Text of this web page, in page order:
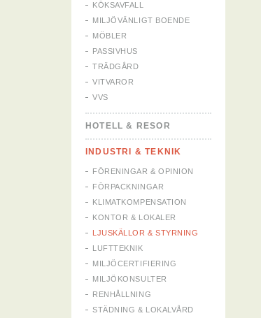
KÖKSAVFALL
MILJÖVÄNLIGT BOENDE
MÖBLER
PASSIVHUS
TRÄDGÅRD
VITVAROR
VVS
HOTELL & RESOR
INDUSTRI & TEKNIK
FÖRENINGAR & OPINION
FÖRPACKNINGAR
KLIMATKOMPENSATION
KONTOR & LOKALER
LJUSKÄLLOR & STYRNING
LUFTTEKNIK
MILJÖCERTIFIERING
MILJÖKONSULTER
RENHÅLLNING
STÄDNING & LOKALVÅRD